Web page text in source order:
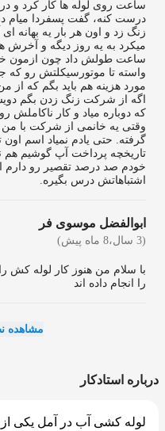
ساعت روی لوله ها کار کرد و
درست کنه، گفت پسفردا میام
زنگ زد و اون هر بار یه بهانه ای
میکرد به یه روز دیگه و
ساعت طولش داد چون ازمون
واسته تا موتورسیکلتش رو که
مورد هزینه هم باید بگم که
اگه از شرکت زنگ زدن بگم
که دوباره میاد و کار ناکاملش
وقتی یه خانمی از شرکت با
گرفته. حتی یادم نمیاد اسم اون
تاریخچه پرداخت آپ گوشیم
خودم صد درصد تقصیر رو دارم
اشتباهاتش درس بگیره.
ابوالفضل موسوی فر
(3 سال،8 ماه پیش)
با سلام من هنوز کار لوله کش
را انجام داده اند
مشاهده
درباره استادکار
لوله کشی آب در آمل یکی